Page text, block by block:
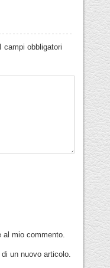
I campi obbligatori
mio commento.
un nuovo articolo.